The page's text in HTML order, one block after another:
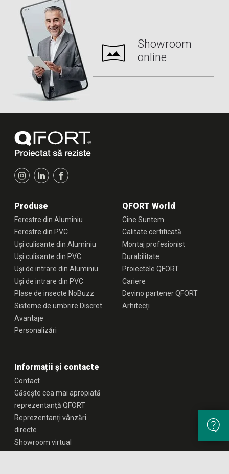
Showroom
online
Produse
Ferestre din Aluminiu
Ferestre din PVC
Uși culisante din Aluminiu
Uși culisante din PVC
Uși de intrare din Aluminiu
Uși de intrare din PVC
Plase de insecte NoBuzz
Sisteme de umbrire Discret
Avantaje
Personalizări
QFORT World
Cine Suntem
Calitate certificată
Montaj profesionist
Durabilitate
Proiectele QFORT
Cariere
Devino partener QFORT
Arhitecți
Informații și contacte
Contact
Găsește cea mai apropiată
reprezentanță QFORT
Reprezentanți vânzări
directe
Showroom virtual